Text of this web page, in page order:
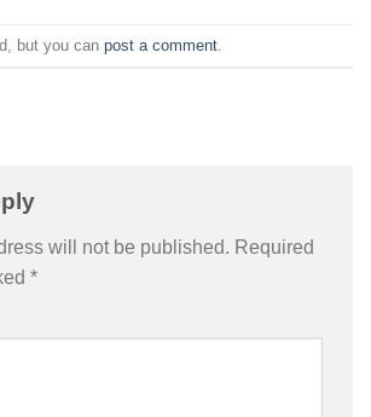
but you can post a comment
will not be published. Required
*